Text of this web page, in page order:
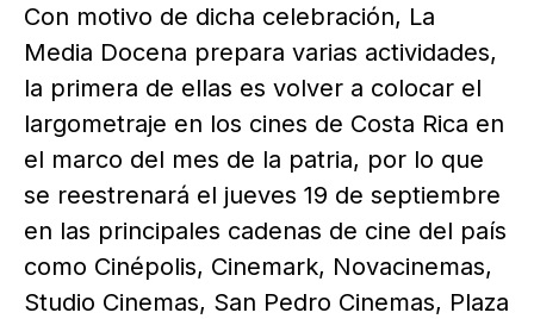
Con motivo de dicha celebración, La
Media Docena prepara varias actividades,
la primera de ellas es volver a colocar el
largometraje en los cines de Costa Rica en
el marco del mes de la patria, por lo que
se reestrenará el jueves 19 de septiembre
en las principales cadenas de cine del país
como Cinépolis, Cinemark, Novacinemas,
Studio Cinemas, San Pedro Cinemas, Plaza